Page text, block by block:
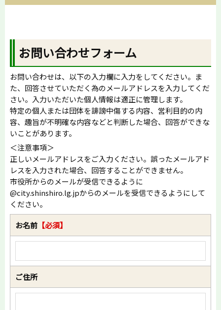
お問い合わせフォーム
お問い合わせは、以下の入力欄に入力をしてください。ま
た、回答させていただく為のメールアドレスを入力してくだ
さい。入力いただいた個人情報は適正に管理します。
特定の個人または団体を誹謗中傷する内容、営利目的の内
容、趣旨が不明確な内容などと判断した場合、回答ができな
いことがあります。
＜注意事項＞
正しいメールアドレスをご入力ください。誤ったメールアド
レスを入力された場合、回答することができません。
市役所からのメールが受信できるように
@city.shinshiro.lg.jpからのメールを受信できるようにして
ください。
お名前 【必須】
ご住所